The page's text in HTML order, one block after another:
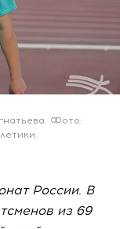
Фото:
России. В
из 69